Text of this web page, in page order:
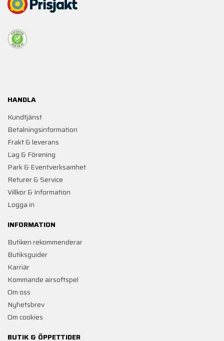
HANDLA
Kundtjänst
Betalningsinformation
Frakt & leverans
Lag & Förening
Park & Eventverksamhet
Returer & Service
Villkor & Information
Logga in
INFORMATION
Butiken rekommenderar
Butiksguider
Karriär
Kommande airsoftspel
Om oss
Nyhetsbrev
Om cookies
BUTIK & ÖPPETTIDER